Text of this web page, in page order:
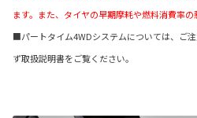
ます。また、タイヤの早期摩耗や燃料消費率の
■パートタイム4WDシステムについては、ご
ず取扱説明書をご覧ください。